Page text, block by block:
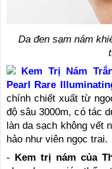
Da đen sạm nám
Kem Trị Nám
Pearl Rare
chính chiết xuất từ
độ sâu 3000m, có tác
làn da sạch không vết
hảo như viên ngọc trai.
- Kem trị nám của